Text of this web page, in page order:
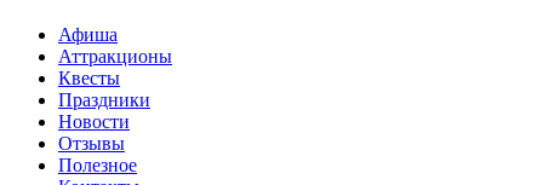
Афиша
Аттракционы
Квесты
Праздники
Новости
Отзывы
Полезное